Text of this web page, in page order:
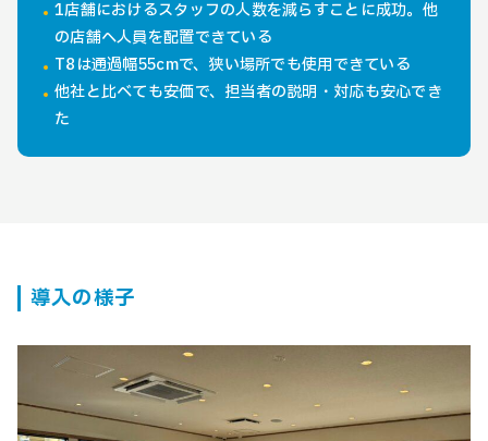
1店舗におけるスタッフの人数を減らすことに成功。他
の店舗へ人員を配置できている
T8は通過幅55cmで、狭い場所でも使用できている
他社と比べても安価で、担当者の説明・対応も安心でき
た
導入の様子